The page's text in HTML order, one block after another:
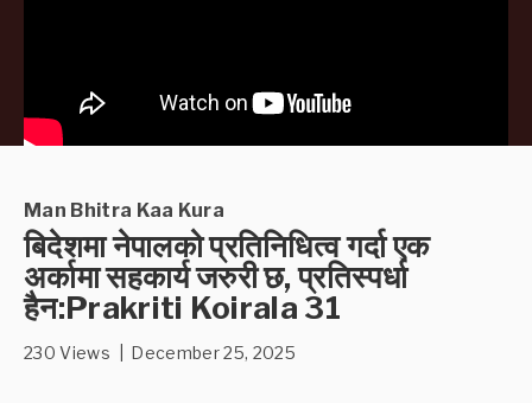
Man Bhitra Kaa Kura
बिदेशमा नेपालको प्रतिनिधित्व गर्दा एक
अर्कामा सहकार्य जरुरी छ, प्रतिस्पर्धा
हैन:Prakriti Koirala 31
230 Views | December 25, 2025